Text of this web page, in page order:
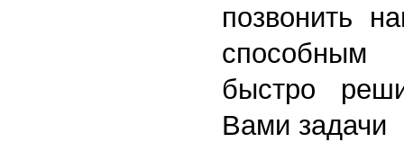
позвонить
быстро
Вами задачи